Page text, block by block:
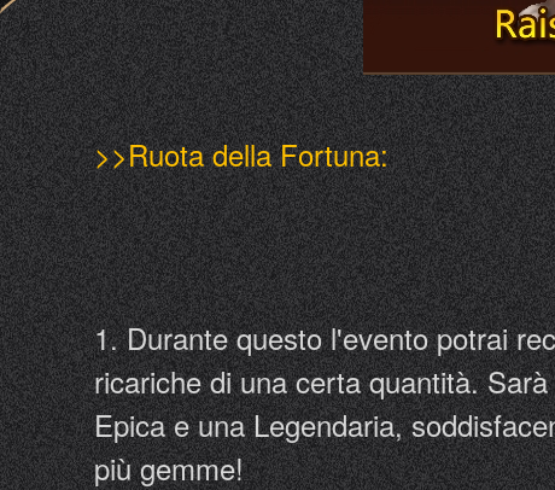
>>Ruota della Fortuna:
1. Durante questo l'evento potrai
ricariche di una certa quantità.
Epica e una Legendaria,
più gemme!